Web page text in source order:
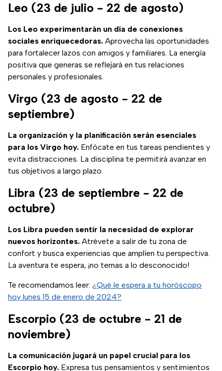
Leo (23 de julio - 22 de agosto)
Los Leo experimentarán un día de conexiones
sociales enriquecedoras. Aprovecha las oportunidades
para fortalecer lazos con amigos y familiares. La energía
positiva que generas se reflejará en tus relaciones
personales y profesionales.
Virgo (23 de agosto - 22 de
septiembre)
La organización y la planificación serán esenciales
para los Virgo hoy. Enfócate en tus tareas pendientes y
evita distracciones. La disciplina te permitirá avanzar en
tus objetivos a largo plazo.
Libra (23 de septiembre - 22 de
octubre)
Los Libra pueden sentir la necesidad de explorar
nuevos horizontes. Atrévete a salir de tu zona de
confort y busca experiencias que amplíen tu perspectiva.
La aventura te espera, ¡no temas a lo desconocido!
Te recomendamos leer: ¿Qué le espera a tu horóscopo
hoy lunes 15 de enero de 2024?
Escorpio (23 de octubre - 21 de
noviembre)
La comunicación jugará un papel crucial para los
Escorpio hoy. Expresa tus pensamientos y sentimientos